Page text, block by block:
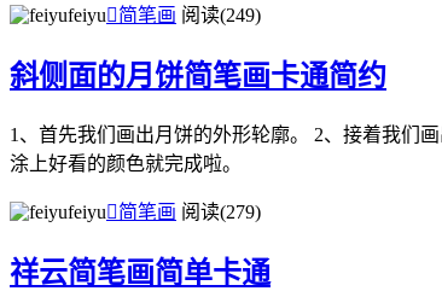
feiyu简笔画 阅读(249)
斜侧面的月饼简笔画卡通简约
1、首先我们画出月饼的外形轮廓。 2、接着我们
涂上好看的颜色就完成啦。
feiyu简笔画 阅读(279)
祥云简笔画简单卡通